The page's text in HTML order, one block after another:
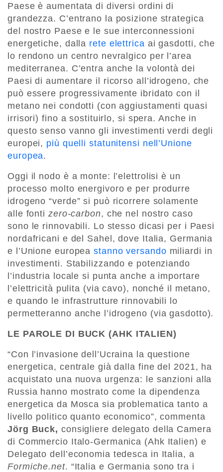
Paese è aumentata di diversi ordini di
grandezza. C’entrano la posizione strategica
del nostro Paese e le sue interconnessioni
energetiche, dalla rete elettrica ai gasdotti, che
lo rendono un centro nevralgico per l’area
mediterranea. C’entra anche la volontà dei
Paesi di aumentare il ricorso all’idrogeno, che
può essere progressivamente ibridato con il
metano nei condotti (con aggiustamenti quasi
irrisori) fino a sostituirlo, si spera. Anche in
questo senso vanno gli investimenti verdi degli
europei, più quelli statunitensi nell’Unione
europea.
Oggi il nodo è a monte: l’elettrolisi è un
processo molto energivoro e per produrre
idrogeno “verde” si può ricorrere solamente
alle fonti zero-carbon, che nel nostro caso
sono le rinnovabili. Lo stesso dicasi per i Paesi
nordafricani e del Sahel, dove Italia, Germania
e l’Unione europea stanno versando miliardi in
investimenti. Stabilizzando e potenziando
l’industria locale si punta anche a importare
l’elettricità pulita (via cavo), nonché il metano,
e quando le infrastrutture rinnovabili lo
permetteranno anche l’idrogeno (via gasdotto).
LE PAROLE DI BUCK (AHK ITALIEN)
“Con l’invasione dell’Ucraina la questione
energetica, centrale già dalla fine del 2021, ha
acquistato una nuova urgenza: le sanzioni alla
Russia hanno mostrato come la dipendenza
energetica da Mosca sia problematica tanto a
livello politico quanto economico”, commenta
Jörg Buck, consigliere delegato della Camera
di Commercio Italo-Germanica (Ahk Italien) e
Delegato dell’economia tedesca in Italia, a
Formiche.net. “Italia e Germania sono tra i